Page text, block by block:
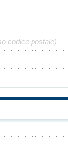
codice postale)